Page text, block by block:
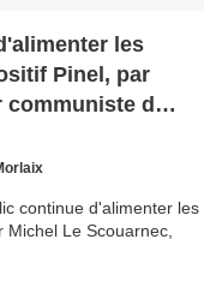
les
Pinel, par
communiste du